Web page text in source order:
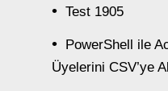
Test 1905
PowerShell ile
Üyelerini CSV’ye